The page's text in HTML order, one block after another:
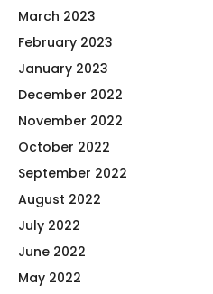
March 2023
February 2023
January 2023
December 2022
November 2022
October 2022
September 2022
August 2022
July 2022
June 2022
May 2022